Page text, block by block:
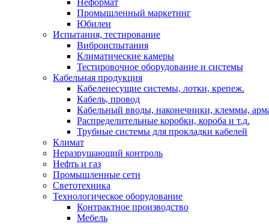
Неформат
Промышленный маркетинг
Юбилеи
Испытания, тестирование
Виброиспытания
Климатические камеры
Тестировочное оборудование и системы
Кабельная продукция
Кабеленесущие системы, лотки, крепеж.
Кабель, провод
Кабельный вводы, наконечники, клеммы,
Распределительные коробки, короба и т.д.
Трубные системы для прокладки кабелей
Климат
Неразрушающий контроль
Нефть и газ
Промышленные сети
Светотехника
Технологическое оборудование
Контрактное производство
Мебель